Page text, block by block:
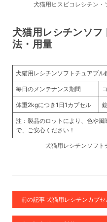
犬猫用ヒスビコレシチン
犬猫用レシチンソフ
法・用量
犬猫用レシチンソフトチュアブル
毎日のメンテナンス期間
体重2kgにつき1日1カプセル
注：製品のロットにより、色や
で、ご安心ください！
犬猫用レシチンソフト
前の記事 犬猫用レシチンカプセ